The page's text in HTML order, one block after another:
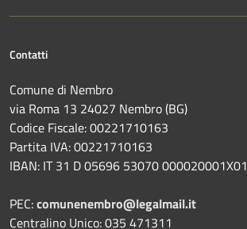
Contatti
Comune di Nembro
via Roma 13 24027 Nembro (BG)
Codice Fiscale: 00221710163
Partita IVA: 00221710163
IBAN: IT 31 D 05696 53070 000020001X01
PEC:comunenembro@legalmail.it
Centralino Unico: 035 471311